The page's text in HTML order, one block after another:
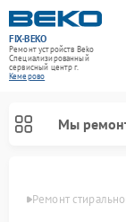
FIX-BEKO
Ремонт устройств Beko
Специализированный
cервисный центр г.
Кемерово
Мы
Ремонт